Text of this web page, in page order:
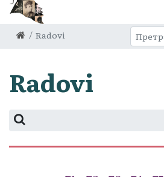
Radovi
Radovi